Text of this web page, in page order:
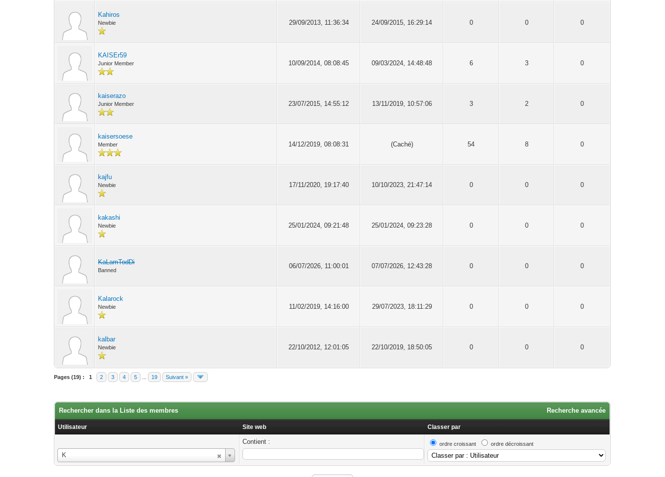
Kahiros
Newbie 29/09/2013, 11:36:34 24/09/2015, 16:29:14 0 0 0
KAISEr59
Junior Member 10/09/2014, 08:08:45 09/03/2024, 14:48:48 6 3 0
kaiserazo
Junior Member 23/07/2015, 14:55:12 13/11/2019, 10:57:06 3 2 0
kaisersoese
Member 14/12/2019, 08:08:31 (Caché) 54 8 0
kajfu
Newbie 17/11/2020, 19:17:40 10/10/2023, 21:47:14 0 0 0
kakashi
Newbie 25/01/2024, 09:21:48 25/01/2024, 09:23:28 0 0 0
KaLamTodDi
Banned
06/07/2026, 11:00:01 07/07/2026, 12:43:28 0 0 0
Kalarock
Newbie 11/02/2019, 14:16:00 29/07/2023, 18:11:29 0 0 0
kalbar
Newbie 22/10/2012, 12:01:05 22/10/2019, 18:50:05 0 0 0
Pages (19) : 1 2 3 4 5 19 Suivant »
Recherche avancée
Rechercher dans la Liste des membres
Utilisateur Site web Classer par
K
Utilisateur
Contient : ordre croissant ordre décroissant